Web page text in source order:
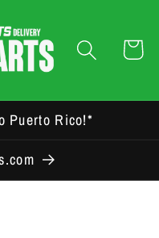
Carrito
Puerto Rico!*